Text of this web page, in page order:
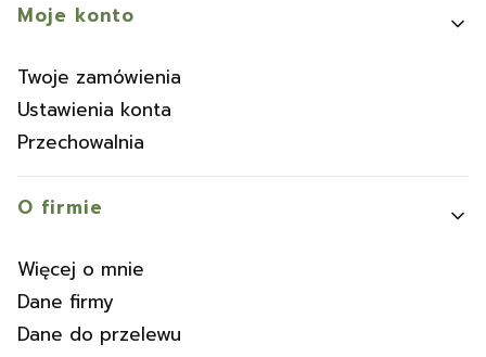
Moje konto
Twoje zamówienia
Ustawienia konta
Przechowalnia
O firmie
Więcej o mnie
Dane firmy
Dane do przelewu